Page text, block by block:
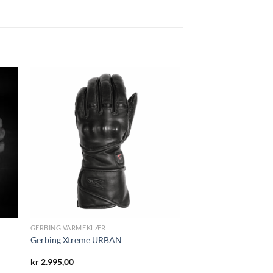
GERBING VARMEKLÆR
Gerbing Xtreme URBAN
kr2.995,00